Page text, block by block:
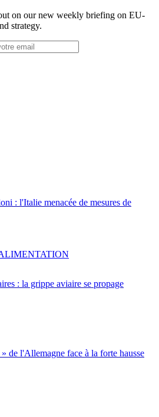
on our new weekly briefing on EU-
strategy.
: l'Italie menacée de mesures de
: la grippe aviaire se propage
de l'Allemagne face à la forte hausse